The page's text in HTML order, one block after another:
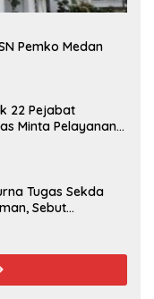
Pemko Medan
22 Pejabat
Minta Pelayanan
Tugas Sekda
Sebut